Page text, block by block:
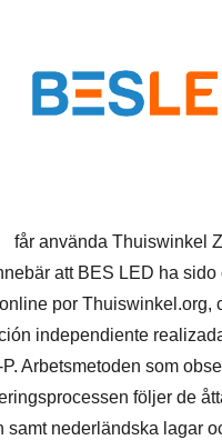
får använda Thuiswinkel
att BES LED ha
por Thuiswinkel.org,
independiente
Arbetsmetoden som
följer de
samt nederländska lagar